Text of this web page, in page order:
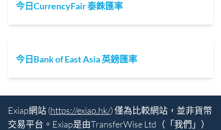
今日CurrencyFair 泰銖匯率
今日Bank of East Asia 英鎊匯率
Exiap網站 (https://exiap.hk/) 僅為比較網站，並非貨幣
交易平台。Exiap是由TransferWise Ltd（「我們」）